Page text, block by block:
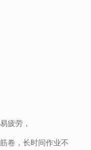
疲劳，
卷，长时间作业不